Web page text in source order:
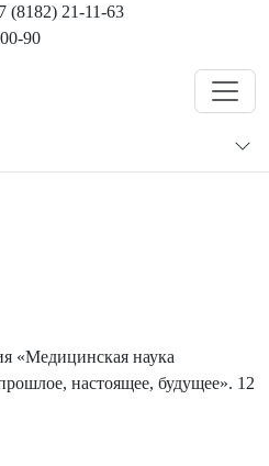
(8182) 21-11-63
90
«Медицинская наука
настоящее, будущее». 12